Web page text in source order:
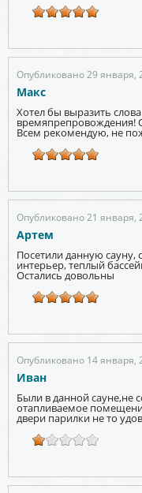
Опубликовано 29 января,
Макс
Хотел бы выразить
времяпрепровождения!
Всем рекомендую, не
Опубликовано 21 января,
Артем
Посетили данную
интерьер, теплый
Остались довольны
Опубликовано 14 января,
Иван
Были в данной сауне,не
отапливаемое
двери парилки не то